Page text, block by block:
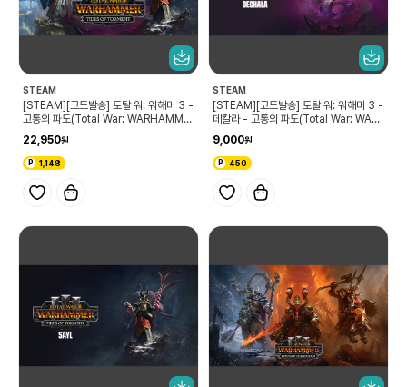
STEAM
[STEAM][코드발송] 토탈 워: 워해머 3 -
고통의 파도(Total War: WARHAMME
22,950
1,148
STEAM
[STEAM][코드발송] 토탈 워: 워해머 3 -
데칼라 - 고통의 파도(Total War: WAR
Torment)
9,000
450